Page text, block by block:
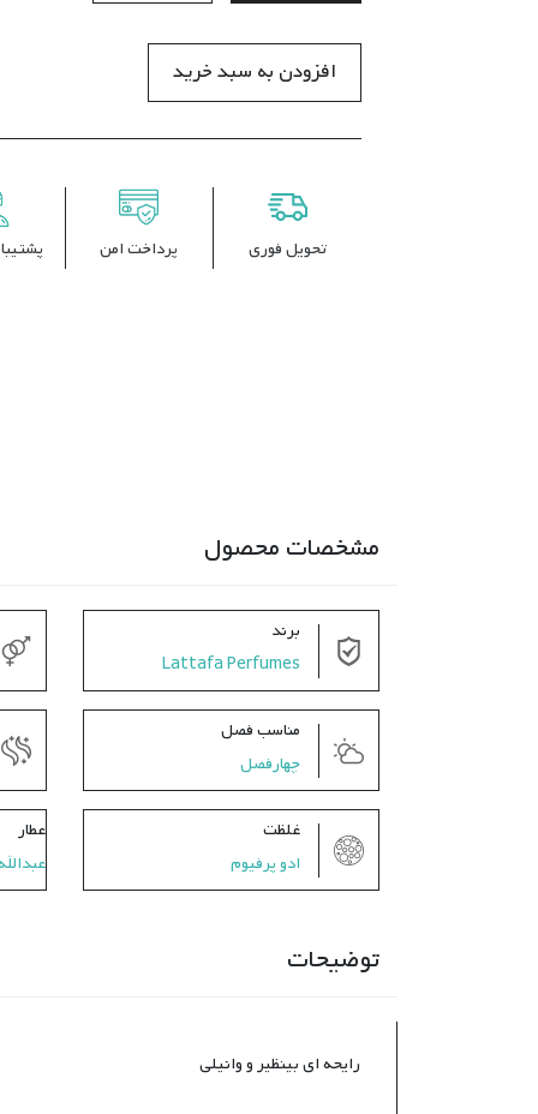
افزودن به سبد خرید
تحویل فوری پرداخت امن
مشخصات محصول
برند
Lattafa Perfumes
مناسب فصل
چهارفصل
غلظت
ادو پرفیوم
عطار
توضیحات
رایحه ای بینظیر و وانیلی